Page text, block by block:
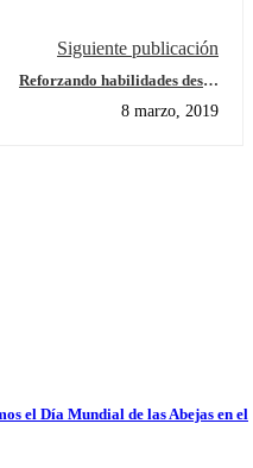
Siguiente publicación
Reforzando habilidades desde
8 marzo, 2019
el Día Mundial de las Abejas en el